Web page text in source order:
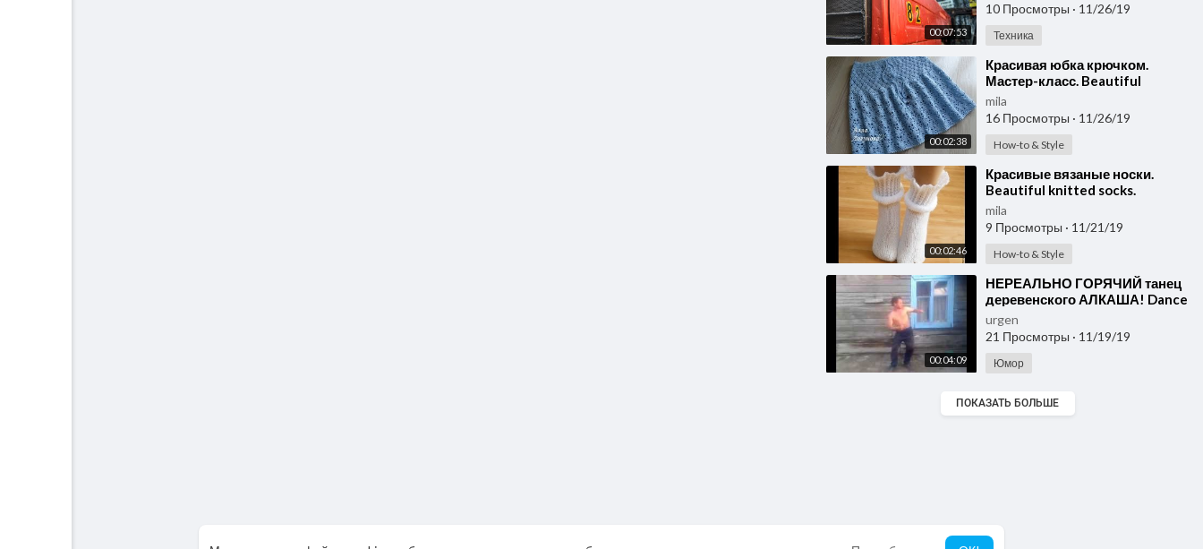
00:07:53
10 Просмотры · 11/26/19
Техника
00:02:38
⁣Красивая юбка крючком.
Мастер-класс. Beautiful
crochet skirt. Tutorial
mila
16 Просмотры · 11/26/19
How-to & Style
00:02:46
⁣Красивые вязаные носки.
Beautiful knitted socks.
mila
9 Просмотры · 11/21/19
How-to & Style
00:04:09
⁣НЕРЕАЛЬНО ГОРЯЧИЙ танец
деревенского АЛКАША! Dance
drunk under the well-known
music.
urgen
21 Просмотры · 11/19/19
Юмор
ПОКАЗАТЬ БОЛЬШЕ